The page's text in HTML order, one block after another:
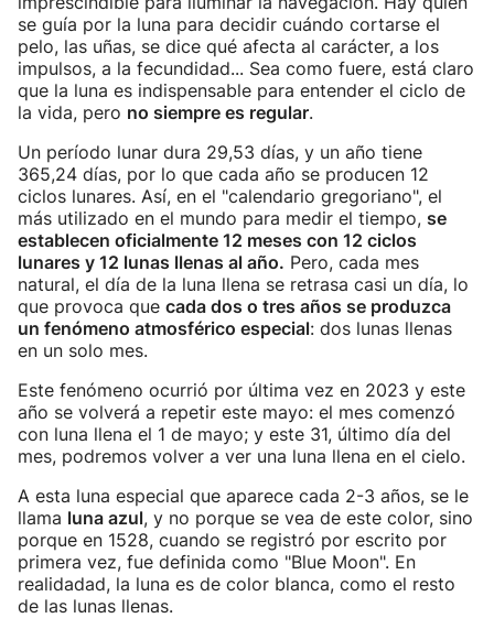
se guía por la luna para decidir cuándo cortarse el
pelo, las uñas, se dice qué afecta al carácter, a los
impulsos, a la fecundidad... Sea como fuere, está claro
que la luna es indispensable para entender el ciclo de
la vida, pero no siempre es regular.
Un período lunar dura 29,53 días, y un año tiene
365,24 días, por lo que cada año se producen 12
ciclos lunares. Así, en el "calendario gregoriano", el
más utilizado en el mundo para medir el tiempo, se
establecen oficialmente 12 meses con 12 ciclos
lunares y 12 lunas llenas al año. Pero, cada mes
natural, el día de la luna llena se retrasa casi un día, lo
que provoca que cada dos o tres años se produzca
un fenómeno atmosférico especial: dos lunas llenas
en un solo mes.
Este fenómeno ocurrió por última vez en 2023 y este
año se volverá a repetir este mayo: el mes comenzó
con luna llena el 1 de mayo; y este 31, último día del
mes, podremos volver a ver una luna llena en el cielo.
A esta luna especial que aparece cada 2-3 años, se le
llama luna azul, y no porque se vea de este color, sino
porque en 1528, cuando se registró por escrito por
primera vez, fue definida como "Blue Moon". En
realidadad, la luna es de color blanca, como el resto
de las lunas llenas.